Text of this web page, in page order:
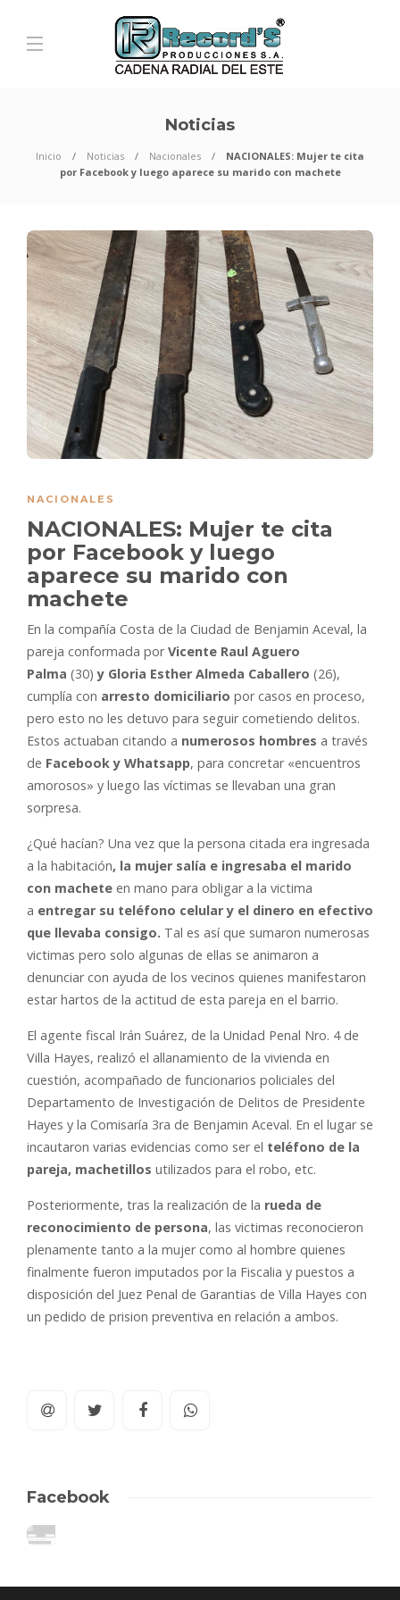
Noticias
Inicio Noticias Nacionales
NACIONALES: Mujer te cita
por Facebook y luego aparece su marido con machete
NACIONALES
NACIONALES: Mujer te cita
por Facebook y luego
aparece su marido con
machete
En la compañía Costa de la Ciudad de Benjamin Aceval, la
pareja conformada porVicente Raul Aguero
Palma (30) y Gloria Esther Almeda Caballero (26),
cumplía con arresto domiciliario por casos en proceso,
pero esto no les detuvo para seguir cometiendo delitos.
Estos actuaban citando a numerosos hombres a través
de Facebook y Whatsapp, para concretar «encuentros
amorosos» y luego las víctimas se llevaban una gran
sorpresa.
¿Qué hacían? Una vez que la persona citada era ingresada
a la habitación, la mujer salía e ingresaba el marido
con machete en mano para obligar a la victima
a entregar su teléfono celular y el dinero en efectivo
que llevaba consigo. Tal es así que sumaron numerosas
victimas pero solo algunas de ellas se animaron a
denunciar con ayuda de los vecinos quienes manifestaron
estar hartos de la actitud de esta pareja en el barrio.
El agente fiscal Irán Suárez, de la Unidad Penal Nro. 4 de
Villa Hayes, realizó el allanamiento de la vivienda en
cuestión, acompañado de funcionarios policiales del
Departamento de Investigación de Delitos de Presidente
Hayes y la Comisaría 3ra de Benjamin Aceval. En el lugar se
incautaron varias evidencias como ser el teléfono de la
pareja, machetillos utilizados para el robo, etc.
Posteriormente, tras la realización de la rueda de
reconocimiento de persona, las victimas reconocieron
plenamente tanto a la mujer como al hombre quienes
finalmente fueron imputados por la Fiscalia y puestos a
disposición del Juez Penal de Garantias de Villa Hayes con
un pedido de prision preventiva en relación a ambos.
Facebook